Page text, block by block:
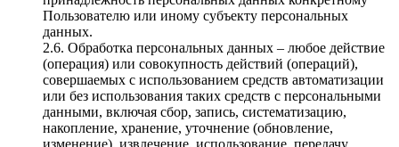
Пользователю или иному субъекту персональных
данных.
2.6. Обработка персональных данных – любое действие
(операция) или совокупность действий (операций),
совершаемых с использованием средств автоматизации
или без использования таких средств с персональными
данными, включая сбор, запись, систематизацию,
накопление, хранение, уточнение (обновление,
изменение), извлечение, использование, передачу